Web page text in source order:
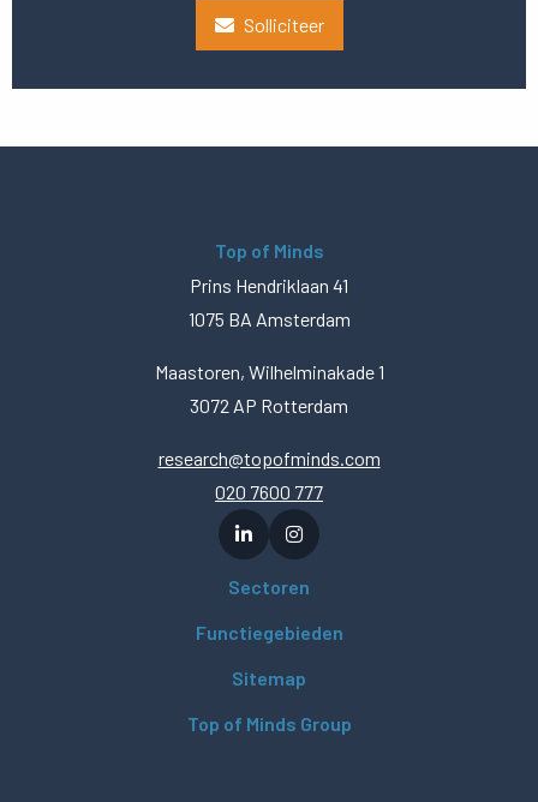
Solliciteer
Top of Minds
Prins Hendriklaan 41
1075 BA Amsterdam
Maastoren, Wilhelminakade 1
3072 AP Rotterdam
research@topofminds.com
020 7600 777
Sectoren
Functiegebieden
Sitemap
Top of Minds Group